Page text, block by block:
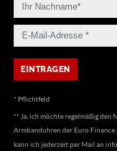
* Pflichtfeld
** Ja, ich möchte regelmäßig den
Armbanduhren der Euro
kann ich jederzeit per Mail an